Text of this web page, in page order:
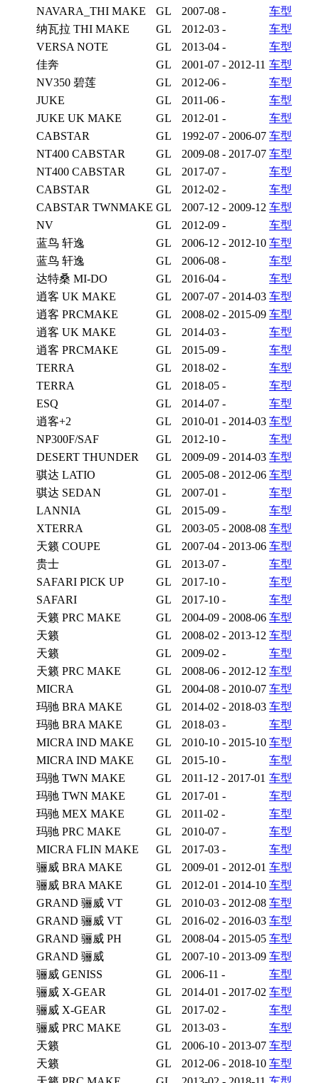
NAVARA_THI MAKE
GL 2007-08 -
车型
纳瓦拉 THI MAKE
GL 2012-03 -
车型
VERSA NOTE
GL 2013-04 -
车型
佳奔‌
GL 2001-07 - 2012-11 车型
NV350 碧莲
GL 2012-06 -
车型
JUKE
GL 2011-06 -
车型
JUKE UK MAKE
GL 2012-01 -
车型
CABSTAR
GL 1992-07 - 2006-07 车型
NT400 CABSTAR
GL 2009-08 - 2017-07 车型
NT400 CABSTAR
GL 2017-07 -
车型
CABSTAR
GL 2012-02 -
车型
CABSTAR TWNMAKE GL 2007-12 - 2009-12 车型
NV
GL 2012-09 -
车型
蓝鸟 轩逸
GL 2006-12 - 2012-10 车型
蓝鸟 轩逸
GL 2006-08 -
车型
达特桑 MI-DO
GL 2016-04 -
车型
逍客 UK MAKE
GL 2007-07 - 2014-03 车型
逍客 PRCMAKE
GL 2008-02 - 2015-09 车型
逍客 UK MAKE
GL 2014-03 -
车型
逍客 PRCMAKE
GL 2015-09 -
车型
TERRA
GL 2018-02 -
车型
TERRA
GL 2018-05 -
车型
ESQ
GL 2014-07 -
车型
逍客+2
GL 2010-01 - 2014-03 车型
NP300F/SAF
GL 2012-10 -
车型
DESERT THUNDER
GL 2009-09 - 2014-03 车型
骐达 LATIO
GL 2005-08 - 2012-06 车型
骐达 SEDAN
GL 2007-01 -
车型
LANNIA
GL 2015-09 -
车型
XTERRA
GL 2003-05 - 2008-08 车型
天籁 COUPE
GL 2007-04 - 2013-06 车型
贵士
GL 2013-07 -
车型
SAFARI PICK UP
GL 2017-10 -
车型
SAFARI
GL 2017-10 -
车型
天籁 PRC MAKE
GL 2004-09 - 2008-06 车型
天籁
GL 2008-02 - 2013-12 车型
天籁
GL 2009-02 -
车型
天籁 PRC MAKE
GL 2008-06 - 2012-12 车型
MICRA
GL 2004-08 - 2010-07 车型
玛驰 BRA MAKE
GL 2014-02 - 2018-03 车型
玛驰 BRA MAKE
GL 2018-03 -
车型
MICRA IND MAKE
GL 2010-10 - 2015-10 车型
MICRA IND MAKE
GL 2015-10 -
车型
玛驰 TWN MAKE
GL 2011-12 - 2017-01 车型
玛驰 TWN MAKE
GL 2017-01 -
车型
玛驰 MEX MAKE
GL 2011-02 -
车型
玛驰 PRC MAKE
GL 2010-07 -
车型
MICRA FLIN MAKE
GL 2017-03 -
车型
骊威 BRA MAKE
GL 2009-01 - 2012-01 车型
骊威 BRA MAKE
GL 2012-01 - 2014-10 车型
GRAND 骊威 VT
GL 2010-03 - 2012-08 车型
GRAND 骊威 VT
GL 2016-02 - 2016-03 车型
GRAND 骊威 PH
GL 2008-04 - 2015-05 车型
GRAND 骊威
GL 2007-10 - 2013-09 车型
骊威 GENISS
GL 2006-11 -
车型
骊威 X-GEAR
GL 2014-01 - 2017-02 车型
骊威 X-GEAR
GL 2017-02 -
车型
骊威 PRC MAKE
GL 2013-03 -
车型
天籁
GL 2006-10 - 2013-07 车型
天籁
GL 2012-06 - 2018-10 车型